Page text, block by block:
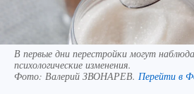
В первые дни перестройки могут
психологические изменения.
Фото: Валерий ЗВОНАРЕВ. Перейти в